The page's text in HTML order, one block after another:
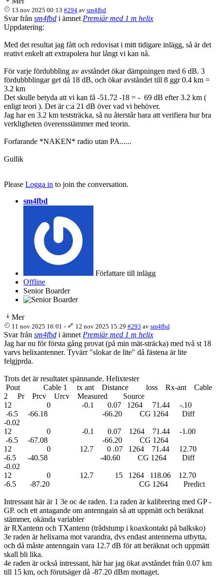
13 nov 2025 00:13 #294 avsm4fbd
Svar från sm4fbd i ämnet Premiär med 1 m helix
Uppdatering:
Med det resultat jag fått och redovisat i mitt tidigare inlägg, så är det
reativt enkelt att extrapolera hur långt vi kan nå.
För varje fördubbling av avståndet ökar dämpningen med 6 dB. 3
fördubbblingar get då 18 dB, och ökar avståndet till 8 ggr 0.4 km =
3.2 km
Det skulle betyda att vi kan få -51.72 -18 = - 69 dB efter 3.2 km (
enligt teori ). Det är c:a 21 dB över vad vi behöver.
Jag har en 3.2 km teststräcka, så nu återstår bara att verifiera hur bra
verkligheten överensstämmer med teorin.
Forfarande *NAKEN* radio utan PA......
Gullik
Please Logga in to join the conversation.
sm4fbd
Författare till inlägg
Offline
Senior Boarder
Mer
11 nov 2025 16:01 - 12 nov 2025 15:29 #293 av sm4fbd
Svar från sm4fbd i ämnet Premiär med 1 m helix
Jag har nu för första gång provat (på min mät-sträcka) med två st 18
varvs helixantenner. Tyvärr "slokar de lite" då fästena är lite
felgjprda.
Trots det är resultatet spännande. Helixtester
Pout Cable 1 tx ant Distance loss Rx-ant Cable
2 Pr Prcv Urcv Measured Source
12 0 -0.1 0.07 1264 71.44 -.10
-6.5 -66.18 -66.20 CG 1264 Diff
-0.02
12 0 -0.1 0.07 1264 71.44 -1.00
-6.5 -67.08 -66.20 CG 1264
12 0 12.7 0 .07 1264 71.44 12.70
-6.5 -40.58 -40.60 CG 1264 Diff
-0.02
12 0 12.7 15 1264 118.06 12.70
-6.5 -87.20 CG 1264 Predict
Intressant här är 1 3e oc 4e raden. 1:a raden är kalibrering med GP -
GP. och ett antagande om antenngain så att uppmätt och beräknat
stämmer, okända variabler
är RXantenn och TXantenn (trådstump i koaxkontakt på balksko)
3e raden är helixarna mot varandra, dvs endast antennerna utbytta,
och då måste antenngain vara 12.7 dB för att beräknat och uppmätt
skall bli lika.
4e raden är också intressant, här har jag ökat avståndet från 0.07 km
till 15 km, och förutsäger då -87.20 dBm mottaget.